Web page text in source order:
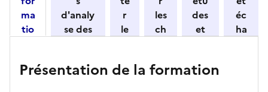
ma
tio
ses
d'analy
se des
par
r
le
o
les
ch
s
des
et
re
éc
ha
Présentation de la formation